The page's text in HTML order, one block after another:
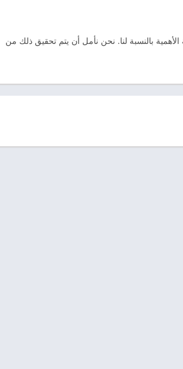
بالنسبة لنا. نحن نأمل أن يتم تحقيق ذلك من